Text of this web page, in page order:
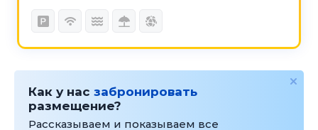
Как у нас забронировать
размещение?
Рассказываем и показываем все